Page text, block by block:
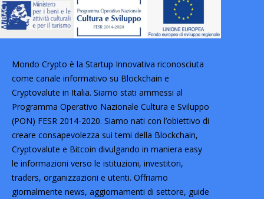
Mondo Crypto è la Startup Innovativa riconosciuta
come canale informativo su Blockchain e
Cryptovalute in Italia. Siamo stati ammessi al
Programma Operativo Nazionale Cultura e Sviluppo
(PON) FESR 2014-2020. Siamo nati con l’obiettivo di
creare consapevolezza sui temi della Blockchain,
Cryptovalute e Bitcoin divulgando in maniera easy
le informazioni verso le istituzioni, investitori,
traders, organizzazioni e utenti. Offriamo
giornalmente news, aggiornamenti di settore, guide